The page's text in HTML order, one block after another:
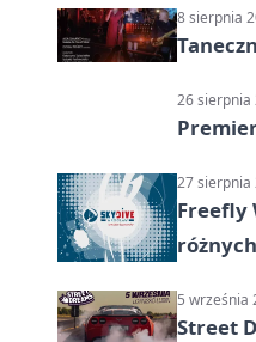
8 sierpnia
26 sierpnia
27 sierpnia
Freefly
5 września
Street